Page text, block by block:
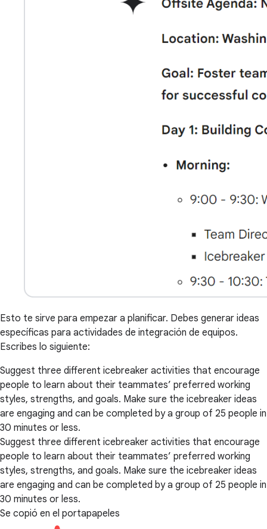
Esto te sirve para empezar a planificar. Debes generar ideas
específicas para actividades de integración de equipos.
Escribes lo siguiente:
Suggest three different icebreaker activities that encourage
people to learn about their teammates’ preferred working
styles, strengths, and goals. Make sure the icebreaker ideas
are engaging and can be completed by a group of 25 people in
30 minutes or less.
Suggest three different icebreaker activities that encourage
people to learn about their teammates’ preferred working
styles, strengths, and goals. Make sure the icebreaker ideas
are engaging and can be completed by a group of 25 people in
30 minutes or less.
Se copió en el portapapeles